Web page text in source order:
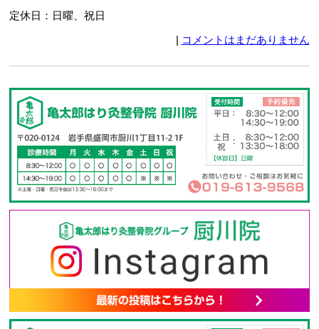
定休日：日曜、祝日
| コメントはまだありません